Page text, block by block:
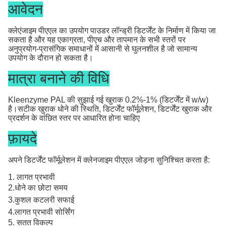
आवेदन
क्लेएंजाइम पीएएल का उपयोग पाउडर लॉन्ड्री डिटर्जेंट के निर्माण में किया जा
सकता है और यह एकाग्रता, पीएच और तापमान के सभी स्तरों पर
अनुप्रयोग-प्रासंगिक समाधानों में आसानी से घुलनशील है जो सामान्य
उपयोग के दौरान हो सकता है।
मात्रा बनाने की विधि
Kleenzyme PAL की सुझाई गई खुराक 0.2%-1% (डिटर्जेंट में w/w)
है।सटीक खुराक धोने की स्थिति, डिटर्जेंट फॉर्मूलेशन, डिटर्जेंट खुराक और
प्रदर्शन के वांछित स्तर पर आधारित होना चाहिए
फ़ायदे
अपने डिटर्जेंट फॉर्मूलेशन में क्लेनजाइम पीएएल जोड़ना सुनिश्चित करता है:
1. लागत प्रभावी
2.धोने का छोटा समय
3.कुशल कटलरी सफाई
4.लागत प्रभावी सोर्सिंग
5. सतत विकल्प